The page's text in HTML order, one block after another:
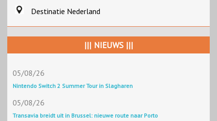
Destinatie Nederland
||| NIEUWS |||
05/08/26
Nintendo Switch 2 Summer Tour in Slagharen
05/08/26
Transavia breidt uit in Brussel: nieuwe route naar Porto